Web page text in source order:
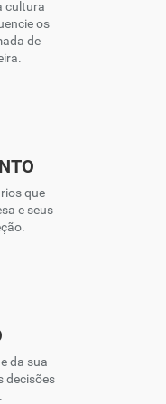
cultura
os
de
que
e seus
da sua
decisões